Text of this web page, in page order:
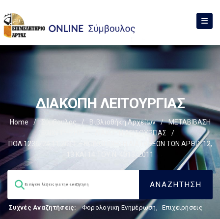
ΔΙΑΚΟΠΗ ΛΕΙΤΟΥΡΓΙΑΣ
Home / Σύμβουλος / Βιβλιοθήκη Αρχείων /
ΜΕΤΑΒΙΒΑΣΗ
ΔΙΑΚΟΠΗ ΛΕΙΤΟΥΡΓΙΑΣ
/
ΠΟΛ.1236/24.11.2011 – ΚΟΙΝΟΠΟΙΗΣΗ ΔΙΑΤΑΞΕΩΝ ΤΩΝ ΑΡΘΡ. 12,
13 ΚΑΙ 14 ΤΟΥ Ν. 4013/2011
Συχνές Αναζητήσεις: Φορολογικη Ενημέρωση, Επιχειρήσεις